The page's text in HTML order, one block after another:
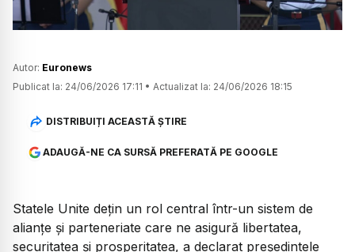
Autor: Euronews
Publicat la: 24/06/2026 17:11 • Actualizat la: 24/06/2026 18:15
DISTRIBUIȚI ACEASTĂ ȘTIRE
ADAUGĂ-NE CA SURSĂ PREFERATĂ PE GOOGLE
Statele Unite dețin un rol central într-un sistem de
alianțe și parteneriate care ne asigură libertatea,
securitatea și prosperitatea, a declarat președintele